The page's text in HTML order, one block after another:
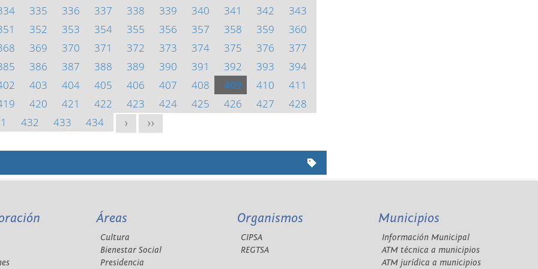
335 336 337 338 339 340 341 342
343
352 353 354 355 356 357 358 359
360
369 370 371 372 373 374 375 376
377
386 387 388 389 390 391 392 393
394
403 404 405 406 407 408 409 410
411
420 421 422 423 424 425 426 427
428
432 433 434 > >>
Áreas
Cultura
Bienestar Social
Presidencia
Organismos
CIPSA
REGTSA
Municipios
Información Municipal
ATM técnica a municipios
ATM jurídica a municipios